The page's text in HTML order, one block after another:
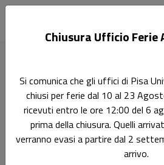
Dov'è il mare a
Sant'Eusebio?
Da Cinisello Balsamo a Reggio
Chiusura Ufficio Ferie
Si comunica che gli uffici di Pisa
chiusi per ferie dal 10 al 23
ricevuti entro le ore 12:00 del 6
prima della chiusura. Quelli
verranno evasi a partire dal 2
arrivo.